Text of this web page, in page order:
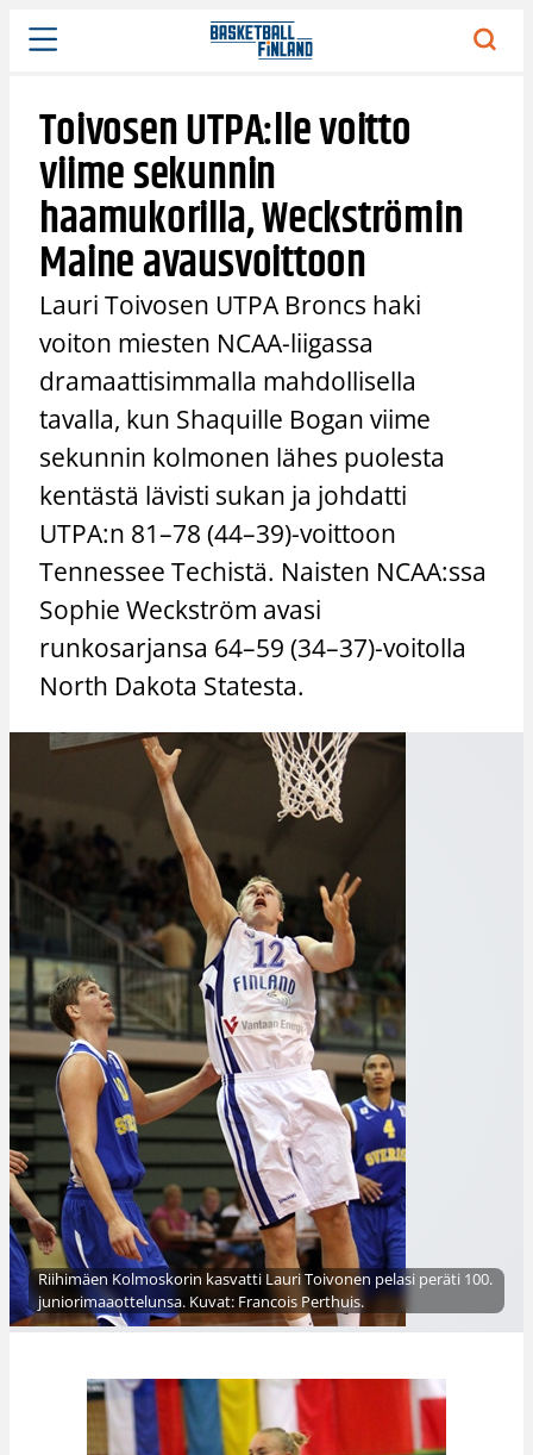
Siirry
sisältöön
Toivosen UTPA:lle voitto
viime sekunnin
haamukorilla, Weckströmin
Maine avausvoittoon
Lauri Toivosen UTPA Broncs haki
voiton miesten NCAA-liigassa
dramaattisimmalla mahdollisella
tavalla, kun Shaquille Bogan viime
sekunnin kolmonen lähes puolesta
kentästä lävisti sukan ja johdatti
UTPA:n 81–78 (44–39)-voittoon
Tennessee Techistä. Naisten NCAA:ssa
Sophie Weckström avasi
runkosarjansa 64–59 (34–37)-voitolla
North Dakota Statesta.
Riihimäen Kolmoskorin kasvatti Lauri Toivonen pelasi peräti 100.
juniorimaaottelunsa. Kuvat: Francois Perthuis.